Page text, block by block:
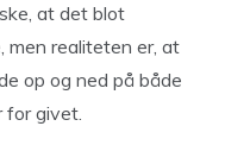
at det blot
men realiteten er, at
op og ned på både
for givet.